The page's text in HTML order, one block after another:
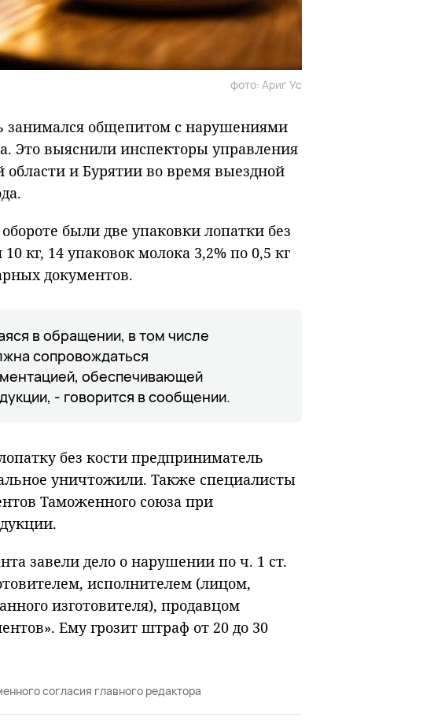
фото: Ариг Ус
занимался общепитом с нарушениями
Это выяснили инспекторы управления
области и Бурятии во время выездной
были две упаковки лопатки без
кг, 14 упаковок молока 3,2% по 0,5 кг
документов.
в обращении, в том числе
сопровождаться
обеспечивающей
- говорится в сообщении.
без кости предприниматель
уничтожили. Также специалисты
Таможенного союза при
завели дело о нарушении по ч. 1 ст.
исполнителем (лицом,
изготовителя), продавцом
Ему грозит штраф от 20 до 30
согласия главного редактора